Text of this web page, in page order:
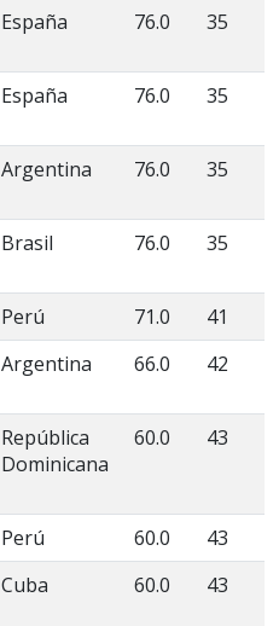
España 76.0 35
España 76.0 35
Argentina 76.0 35
Brasil 76.0 35
Perú 71.0
41
Argentina 66.0 42
República
Dominicana
60.0 43
Perú 60.0
43
Cuba 60.0 43